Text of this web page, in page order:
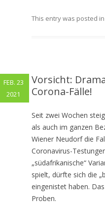
This entry was posted in
Vorsicht:
Corona-Fälle!
Seit zwei Wochen
als auch im ganzen
Wiener Neudorf die
Coronavirus-
„südafrikanische“
spielt, dürfte sich die
eingenistet haben.
Proben.
FEB. 23
2021